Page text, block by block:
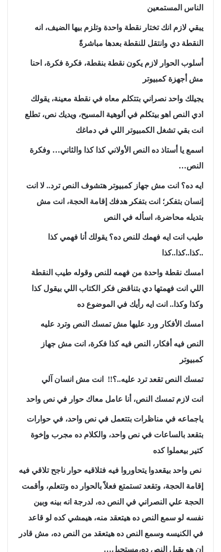
الناس المستمعين
يبقي لازم انك تختار نقطة واحدة وتلزم بيها الضيف، انه
النقطة دي وانتقل للنقطة بعدها مباشرةً
أسلوب الحوار لازم يكون نقطة بنقطة، فكرة فكرة، احنا
مش أجهزة كمبيوتر
يجيلك واحد نصراني بتتكلم معاه في نقطة معينة، يقولك
ادي النص اهو بيتكلم في ألوهية المسيح، ويديك نص، تطلع
انت بقي تشغل الكمبيوتر اللي في دماغك
اسمع يا أستاذ ده النص الأولاني كذا كذا والثاني… وفكرة
النص…
ايه ده؟ انت مش جهاز كمبيوتر هتشوف النص ترد.. لا انت
إنسان بتفكر؛ انت بتفكر هدفك إقامة الحجة، انت مش
بتديله محاضرة، اسأله في النص
طيب انت ايه فهمك للنص ده؟ يقولك أنا فهمي كذا
..كذا..كذا..كذا
امسك نقطة واحدة من فهمه للنص وقوله طيب النقطة
اللي انت فهمتها دي بتناقض فكر الكتاب اللي بيقول كذا
وكذا وكذا.. انت ايه رأيك في الموضوع ده
امسك الأفكار ورد عليها مش تمسك النص وترد عليه
النص فيه أفكار، النص فيه كذا فكرة، انت مش جهاز
كمبيوتر
تمسك النص تقعد ترد عليه..؟!! انت مش انسان آلي
انت لازم تمسك النص، أنا عامل معاك حوار في نص واحد
ياجماعه في مناظرات بتتعمل في نص واحد، في حوارات
بتقعد بالساعات في نص واحد، والكلام ده مجرب وإخوة
كتير بيعملوا كده
نص واحد بيقعدوا يتحاوروا فيه فتلاقيه حوار ناجح تلاقي فيه
إقامة الحجة، وتقعد تستمتع فعلاً بالحوار ده وتتعلم، وأقمت
الحجة علي النصراني في النص ده، لدرجة انه بينه وبين
نفسه لو سمع النص ده هيتعقد منه، هيمشي كده لو قاعد
في الكنيسه وسمع النص ده هيتعقد من النص ده، مش قادر
ان هو يقبل النص ده،مستحيل…